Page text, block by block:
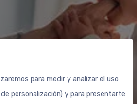
para medir y analizar el uso
personalización) y para presentarte